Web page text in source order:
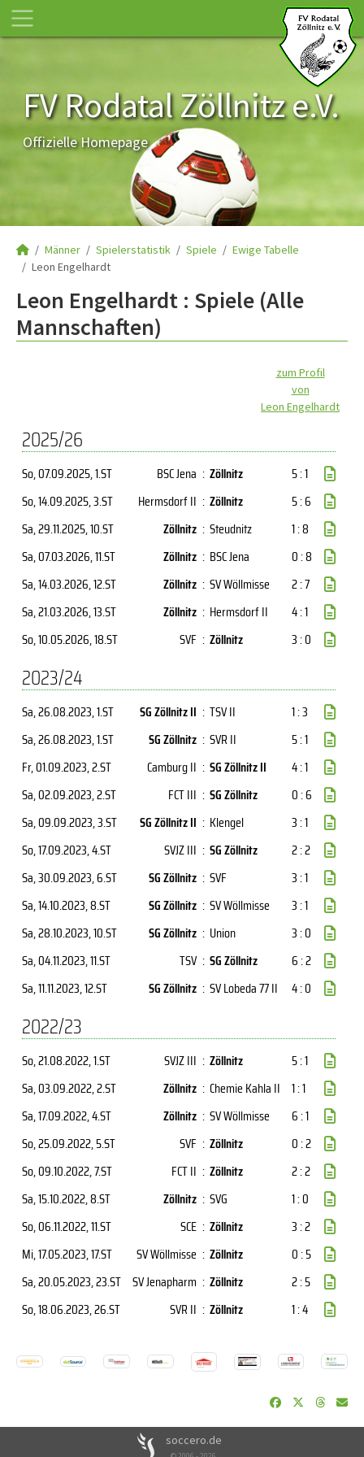
FV Rodatal Zöllnitz e.V.
Offizielle Homepage
Männer Spielerstatistik Spiele
Ewige Tabelle
Leon Engelhardt
Leon Engelhardt : Spiele (Alle
Mannschaften)
zum Profil
von
Leon Engelhardt
2025/26
So, 07.09.2025, 1.ST BSC Jena : Zöllnitz
5 : 1
So, 14.09.2025, 3.ST Hermsdorf II : Zöllnitz
5 : 6
Sa, 29.11.2025, 10.ST Zöllnitz : Steudnitz
1 : 8
Sa, 07.03.2026, 11.ST Zöllnitz : BSC Jena
0 : 8
Sa, 14.03.2026, 12.ST Zöllnitz : SV Wöllmisse
2 : 7
Sa, 21.03.2026, 13.ST Zöllnitz : Hermsdorf II
4 : 1
So, 10.05.2026, 18.ST SVF : Zöllnitz 3 : 0
2023/24
Sa, 26.08.2023, 1.ST SG Zöllnitz II : TSV II
1 : 3
Sa, 26.08.2023, 1.ST SG Zöllnitz : SVR II
5 : 1
Fr, 01.09.2023, 2.ST Camburg II : SG Zöllnitz II
4 : 1
Sa, 02.09.2023, 2.ST FCT III : SG Zöllnitz
0 : 6
Sa, 09.09.2023, 3.ST SG Zöllnitz II : Klengel
3 : 1
So, 17.09.2023, 4.ST SVJZ III : SG Zöllnitz
2 : 2
Sa, 30.09.2023, 6.ST SG Zöllnitz : SVF
3 : 1
Sa, 14.10.2023, 8.ST SG Zöllnitz : SV Wöllmisse
3 : 1
Sa, 28.10.2023, 10.ST SG Zöllnitz : Union
3 : 0
Sa, 04.11.2023, 11.ST TSV : SG Zöllnitz
6 : 2
Sa, 11.11.2023, 12.ST SG Zöllnitz : SV Lobeda 77 II 4 : 0
2022/23
So, 21.08.2022, 1.ST SVJZ III : Zöllnitz
5 : 1
Sa, 03.09.2022, 2.ST Zöllnitz : Chemie Kahla II 1 : 1
Sa, 17.09.2022, 4.ST Zöllnitz : SV Wöllmisse
6 : 1
So, 25.09.2022, 5.ST SVF : Zöllnitz
0 : 2
So, 09.10.2022, 7.ST FCT II : Zöllnitz
2 : 2
Sa, 15.10.2022, 8.ST Zöllnitz : SVG
1 : 0
So, 06.11.2022, 11.ST SCE : Zöllnitz
3 : 2
Mi, 17.05.2023, 17.ST SV Wöllmisse : Zöllnitz
0 : 5
Sa, 20.05.2023, 23.ST SV Jenapharm : Zöllnitz
2 : 5
So, 18.06.2023, 26.ST SVR II : Zöllnitz 1 : 4
soccero.de